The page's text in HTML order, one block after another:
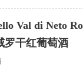
Val di Neto
罗干红葡萄酒